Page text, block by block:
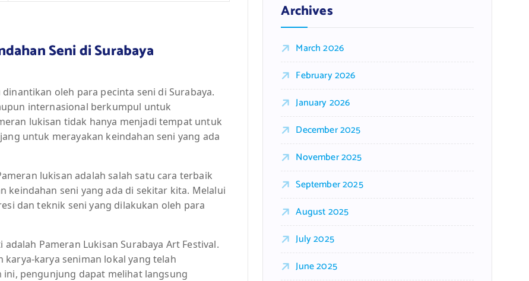
Seni di Surabaya
oleh para pecinta seni di Surabaya.
internasional berkumpul untuk
lukisan tidak hanya menjadi tempat untuk
untuk merayakan keindahan seni yang ada
lukisan adalah salah satu cara terbaik
keindahan seni yang ada di sekitar kita. Melalui
dan teknik seni yang dilakukan oleh para
Pameran Lukisan Surabaya Art Festival.
karya seniman lokal yang telah
pengunjung dapat melihat langsung
Archives
March 2026
February 2026
January 2026
December 2025
November 2025
September 2025
August 2025
July 2025
June 2025